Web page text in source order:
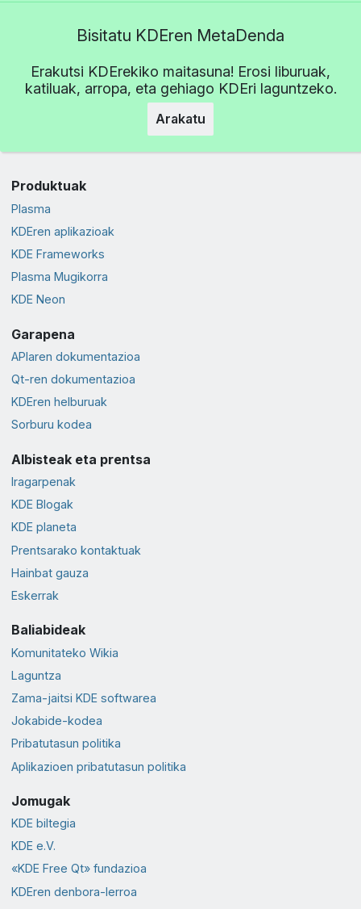
Bisitatu KDEren MetaDenda
Erakutsi KDErekiko maitasuna! Erosi liburuak,
katiluak, arropa, eta gehiago KDEri laguntzeko.
Arakatu
Produktuak
Plasma
KDEren aplikazioak
KDE Frameworks
Plasma Mugikorra
KDE Neon
Garapena
APIaren dokumentazioa
Qt-ren dokumentazioa
KDEren helburuak
Sorburu kodea
Albisteak eta prentsa
Iragarpenak
KDE Blogak
KDE planeta
Prentsarako kontaktuak
Hainbat gauza
Eskerrak
Baliabideak
Komunitateko Wikia
Laguntza
Zama-jaitsi KDE softwarea
Jokabide-kodea
Pribatutasun politika
Aplikazioen pribatutasun politika
Jomugak
KDE biltegia
KDE e.V.
«KDE Free Qt» fundazioa
KDEren denbora-lerroa